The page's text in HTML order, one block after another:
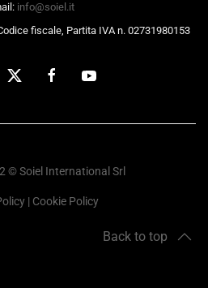
info@soiel.it
fiscale, Partita IVA n. 02731980153
© Soiel International Srl
| Cookie Policy
Back to top